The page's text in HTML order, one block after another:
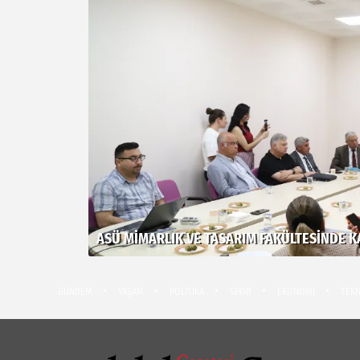
ASÜ MIMARLIK VE TASARIM FAKÜLTESINDE